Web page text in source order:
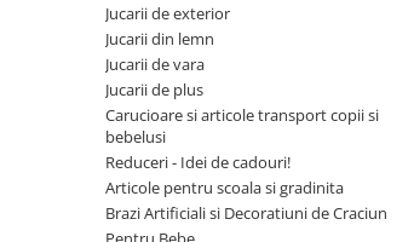
Seturi de constructie
Jucarii vorbarete
Jucarii tip STEM
Jucarii instrumente muzicale
Jucarii baieti
Copii 4 ani+
Copii 5 ani+
Copii 6 ani+
Copii 4 ani+
Copii 5 ani+
Copii 6 ani+
Lenjerii de pat copii si bebe
Mobilier pentru copii
Patuturi copii
Jucarii de plus mici
Jucarii de plus medii
Jucarii de plus mari
Jucarii de exterior
Jucarii din lemn
Jucarii de vara
Jucarii de plus
Carucioare si articole transport copii si
bebelusi
Reduceri - Idei de cadouri!
Articole pentru scoala si gradinita
Brazi Artificiali si Decoratiuni de Craciun